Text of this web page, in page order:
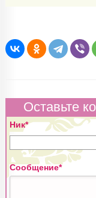
Оставьте
Ник*
Сообщение*